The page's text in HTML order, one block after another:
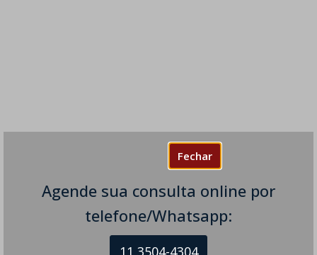
Fechar
Agende sua consulta online por
telefone/Whatsapp:
11 3504-4304